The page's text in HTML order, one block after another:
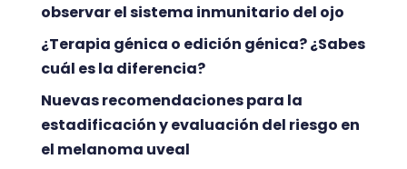
observar el sistema inmunitario del ojo
¿Terapia génica o edición génica? ¿Sabes
cuál es la diferencia?
Nuevas recomendaciones para la
estadificación y evaluación del riesgo en
el melanoma uveal